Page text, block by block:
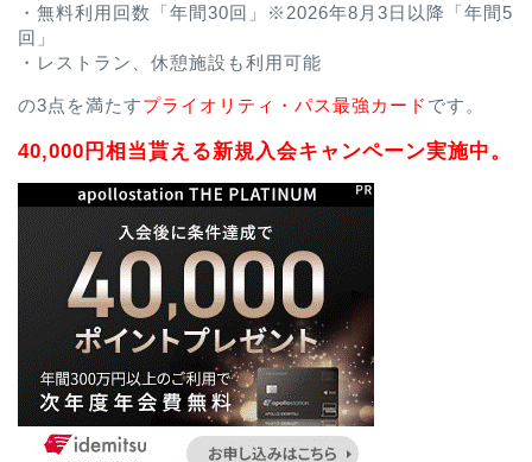
・無料利用回数「年間30回」※2026年8月3日以降「年間5
回」
・レストラン、休憩施設も利用可能
の3点を満たすプライオリティ・パス最強カード です。
40,000円相当貰える新規入会キャンペーン実施中。